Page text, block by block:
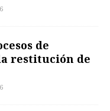
de
restitución de